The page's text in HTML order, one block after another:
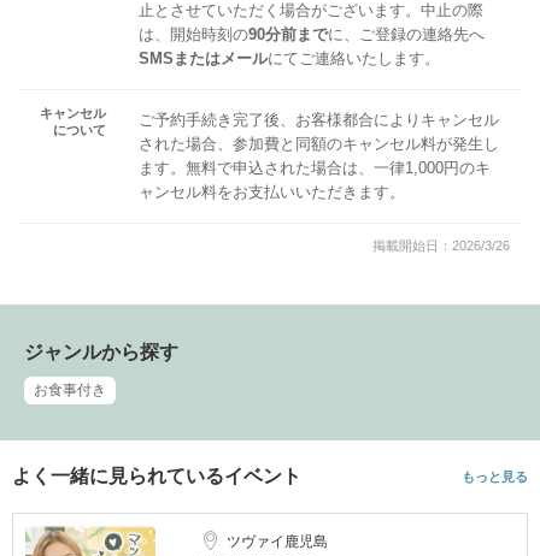
止とさせていただく場合がございます。中止の際
は、開始時刻の90分前までに、ご登録の連絡先へ
SMSまたはメールにてご連絡いたします。
キャンセル
について
ご予約手続き完了後、お客様都合によりキャンセル
された場合、参加費と同額のキャンセル料が発生し
ます。無料で申込された場合は、一律1,000円のキ
ャンセル料をお支払いいただきます。
掲載開始日：2026/3/26
ジャンルから探す
お食事付き
よく一緒に見られているイベント もっと見る
ツヴァイ鹿児島